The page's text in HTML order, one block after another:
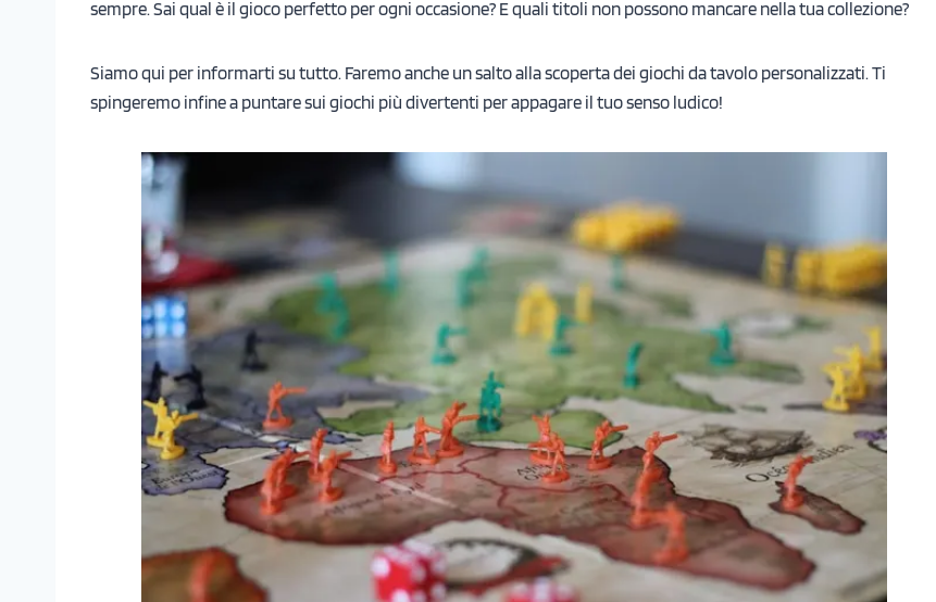
sempre. Sai qual è il gioco perfetto per ogni occasione? E quali titoli non possono mancare nella tua collezione?
Siamo qui per informarti su tutto. Faremo anche un salto alla scoperta dei giochi da tavolo personalizzati. Ti
spingeremo infine a puntare sui giochi più divertenti per appagare il tuo senso ludico!